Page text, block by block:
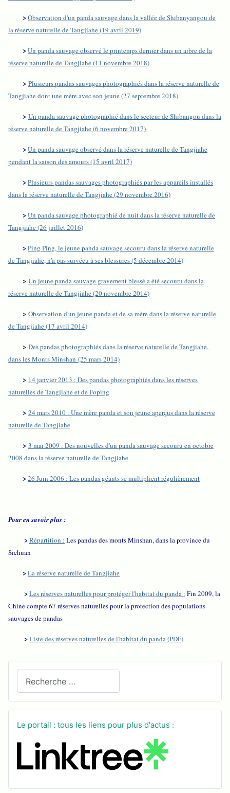
Le portail : tous les liens pour plus d'actus :
>Observation d'un panda sauvage dans la vallée de Shibanyangou de
la réserve naturelle de Tangjiahe (19 avril 2019)
>Un panda sauvage observé le printemps dernier dans un arbre de la
réserve naturelle de Tangjiahe (11 novembre 2018)
> Plusieurs pandas sauvages photographiés dans la réserve naturelle de
Tangjiahe dont une mère avec son jeune (27 septembre 2018)
> Un panda sauvage photographié dans le secteur de Shibangou dans la
réserve naturelle de Tangjiahe (6 novembre 2017)
>Un panda sauvage observé dans la réserve naturelle de Tangjiahe
pendant la saison des amours (15 avril 2017)
>Plusieurs pandas sauvages photographiés par les appareils installés
dans la réserve naturelle de Tangjiahe (29 novembre 2016)
>Un panda sauvage photographié de nuit dans la réserve naturelle de
Tangjiahe (26 juillet 2016)
>Ping Ping, le jeune panda sauvage secouru dans la réserve naturelle
de Tangjiahe, n'a pas survécu à ses blessures (5 décembre 2014)
> Un jeune panda sauvage gravement blessé a été secouru dans la
réserve naturelle de Tangjiahe (20 novembre 2014)
> Observation d'un jeune panda et de sa mère dans la réserve naturelle
de Tangjiahe (17 avril 2014)
> Des pandas photographiés dans la réserve naturelle de Tangjiahe,
dans les Monts Minshan (25 mars 2014)
> 14 janvier 2013 : Des pandas photographiés dans les réserves
naturelles de Tangjiahe et de Foping
> 24 mars 2010 : Une mère panda et son jeune aperçus dans la réserve
naturelle de Tangjiahe
> 3 mai 2009 : Des nouvelles d'un panda sauvage secouru en octobre
2008 dans la réserve naturelle de Tangjiahe
>26 Juin 2006 : Les pandas géants se multiplient régulièrement
Pour en savoir plus :
>Répartition : Les pandas des monts Minshan, dans la province du
Sichuan
>La réserve naturelle de Tangjiahe
>Les réserves naturelles pour protéger l'habitat du panda : Fin 2009, la
Chine compte 67 réserves naturelles pour la protection des populations
sauvages de pandas
>Liste des réserves naturelles de l'habitat du panda (PDF)